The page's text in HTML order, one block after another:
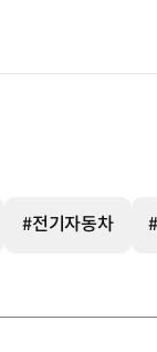
#전기자동차